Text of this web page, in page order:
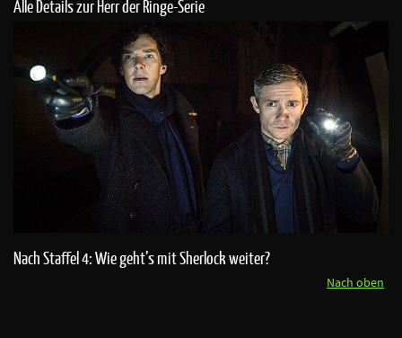
Alle Details zur Herr der Ringe-Serie
Nach Staffel 4: Wie geht’s mit Sherlock weiter?
Nach oben